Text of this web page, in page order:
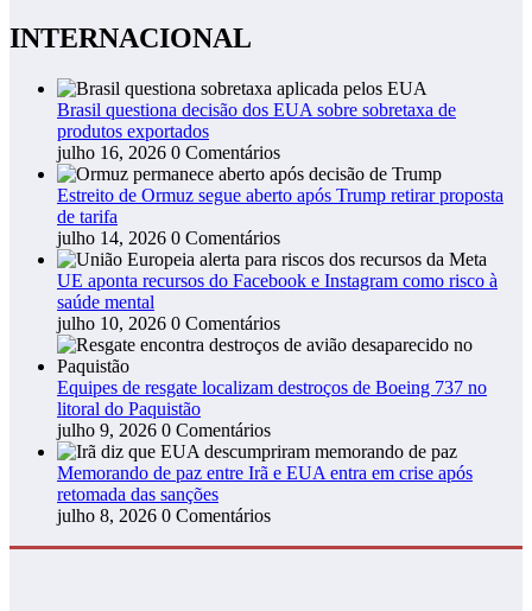
INTERNACIONAL
Brasil questiona decisão dos EUA sobre sobretaxa de
produtos exportados
julho 16, 2026 0 Comentários
Estreito de Ormuz segue aberto após Trump retirar proposta
de tarifa
julho 14, 2026 0 Comentários
UE aponta recursos do Facebook e Instagram como risco à
saúde mental
julho 10, 2026 0 Comentários
Equipes de resgate localizam destroços de Boeing 737 no
litoral do Paquistão
julho 9, 2026 0 Comentários
Memorando de paz entre Irã e EUA entra em crise após
retomada das sanções
julho 8, 2026 0 Comentários